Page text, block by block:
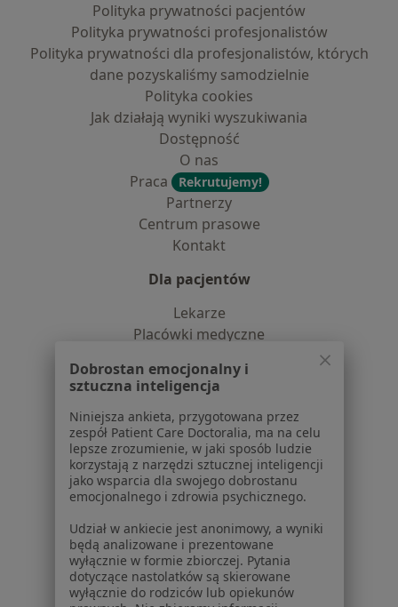
Polityka prywatności pacjentów
Polityka prywatności profesjonalistów
Polityka prywatności dla profesjonalistów, których
dane pozyskaliśmy samodzielnie
Polityka cookies
Jak działają wyniki wyszukiwania
Dostępność
O nas
Praca
Rekrutujemy!
Partnerzy
Centrum prasowe
Kontakt
Dla pacjentów
Lekarze
Placówki medyczne
Usługi i zabiegi
Choroby
Pomoc
Aplikacje mobilne
Blog dla pacjentów
Dla profesjonalistów
Cennik
Dla lekarzy
Dla placówek medycznych
Noa Notes
nowość
Dobrostan emocjonalny i
sztuczna inteligencja
Niniejsza ankieta, przygotowana przez
zespół Patient Care Doctoralia, ma na celu
lepsze zrozumienie, w jaki sposób ludzie
korzystają z narzędzi sztucznej inteligencji
jako wsparcia dla swojego dobrostanu
emocjonalnego i zdrowia psychicznego.
Udział w ankiecie jest anonimowy, a wyniki
będą analizowane i prezentowane
wyłącznie w formie zbiorczej. Pytania
dotyczące nastolatków są skierowane
wyłącznie do rodziców lub opiekunów